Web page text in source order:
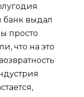
выдал
просто
что на это